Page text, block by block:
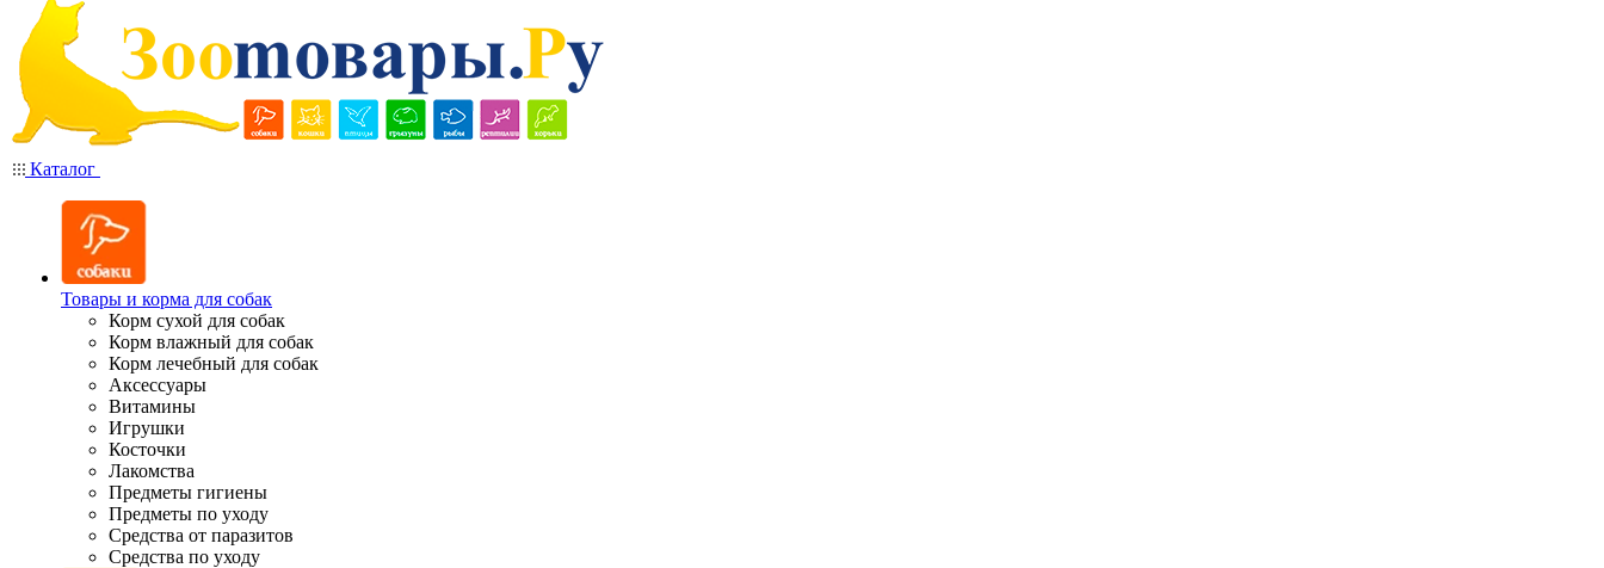
Каталог
Товары и корма для собак
Корм сухой для собак
Корм влажный для собак
Корм лечебный для собак
Аксессуары
Витамины
Игрушки
Косточки
Лакомства
Предметы гигиены
Предметы по уходу
Средства от паразитов
Средства по уходу